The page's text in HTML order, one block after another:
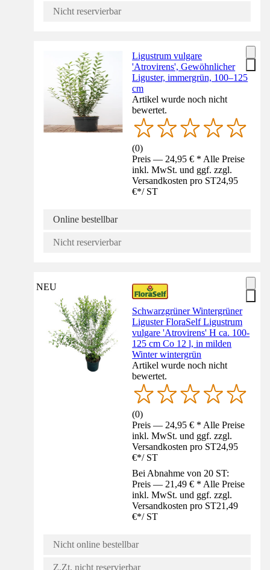
Nicht reservierbar
Ligustrum vulgare
'Atrovirens', Gewöhnlicher
Liguster, immergrün, 100–125
cm
Artikel wurde noch nicht
bewertet.
(0)
Preis — 24,95 € * Alle Preise
inkl. MwSt. und ggf. zzgl.
Versandkosten pro ST24,95
€*/ ST
Online bestellbar
Nicht reservierbar
NEU
Schwarzgrüner Wintergrüner
Liguster FloraSelf Ligustrum
vulgare 'Atrovirens' H ca. 100-
125 cm Co 12 l, in milden
Winter wintergrün
Artikel wurde noch nicht
bewertet.
(0)
Preis — 24,95 € * Alle Preise
inkl. MwSt. und ggf. zzgl.
Versandkosten pro ST24,95
€*/ ST
Bei Abnahme von 20 ST:
Preis — 21,49 € * Alle Preise
inkl. MwSt. und ggf. zzgl.
Versandkosten pro ST21,49
€*/ ST
Nicht online bestellbar
Z.Zt. nicht reservierbar